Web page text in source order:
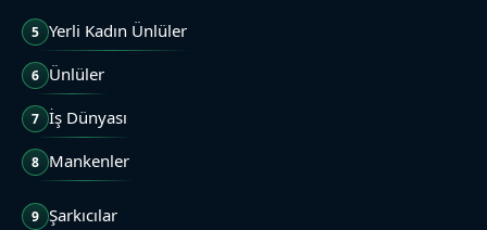
5 Yerli Kadın Ünlüler
6 Ünlüler
7 İş Dünyası
8 Mankenler
9 Şarkıcılar